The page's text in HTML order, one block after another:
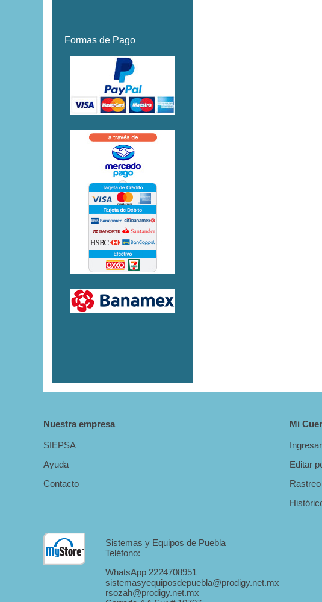
Formas de Pago
Nuestra empresa
SIEPSA
Ayuda
Contacto
Mi
Ingresar
Editar
Sistemas y Equipos de Puebla
Teléfono:
WhatsApp 2224708951
sistemasyequiposdepuebla@prodigy.net.mx
rsozah@prodigy.net.mx